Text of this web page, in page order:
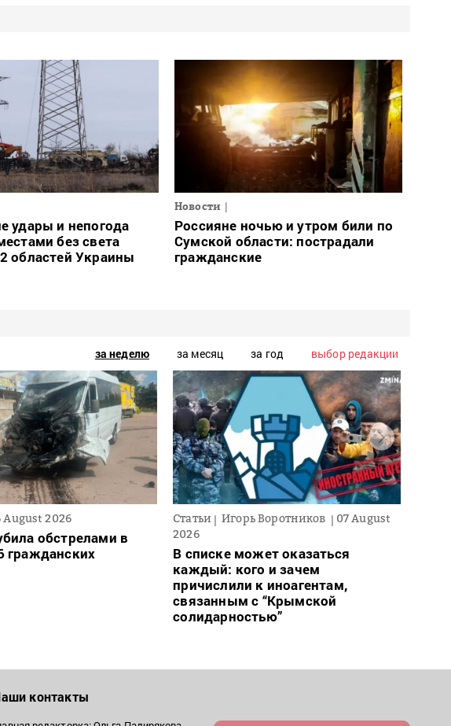
удары и непогода
без света
областей Украины
Новости
Россияне ночью и утром били по
Сумской области: пострадали
гражданские
за неделю за месяц за год выбор редакции
August 2026
обстрелами в
гражданских
Статьи Игорь Воротников
07 August
2026
В списке может оказаться
каждый: кого и зачем
причислили к иноагентам,
связанным с “Крымской
солидарностью”
контакты